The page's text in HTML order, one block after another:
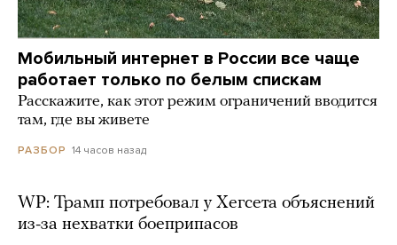
Мобильный интернет в России все чаще
работает только по белым спискам
Расскажите, как этот режим ограничений вводится
там, где вы живете
РАЗБОР 14 часов назад
WP: Трамп потребовал у Хегсета объяснений
из-за нехватки боеприпасов